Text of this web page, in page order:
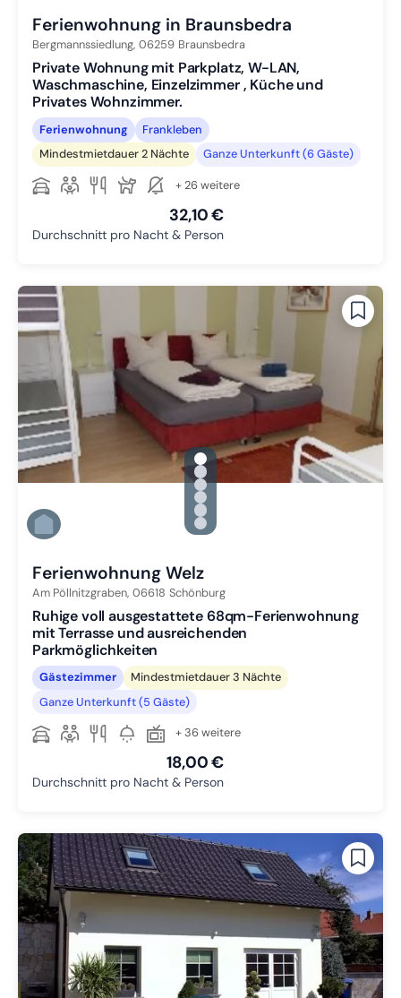
Ferienwohnung in Braunsbedra
Bergmannssiedlung, 06259 Braunsbedra
Private Wohnung mit Parkplatz, W-LAN,
Waschmaschine, Einzelzimmer , Küche und
Privates Wohnzimmer.
Ferienwohnung
Frankleben
Mindestmietdauer 2 Nächte
Ganze Unterkunft (6 Gäste)
+ 26 weitere
32,10 €
Durchschnitt pro Nacht & Person
gallery.slide_selector
Zu Slide 1 wechseln
Zu Slide 2 wechseln
Zu Slide 3 wechseln
Zu Slide 4 wechseln
Zu Slide 5 wechseln
Zu Slide 6 wechseln
Ferienwohnung Welz
Am Pöllnitzgraben, 06618 Schönburg
Ruhige voll ausgestattete 68qm-Ferienwohnung
mit Terrasse und ausreichenden
Parkmöglichkeiten
Gästezimmer
Mindestmietdauer 3 Nächte
Ganze Unterkunft (5 Gäste)
+ 36 weitere
18,00 €
Durchschnitt pro Nacht & Person